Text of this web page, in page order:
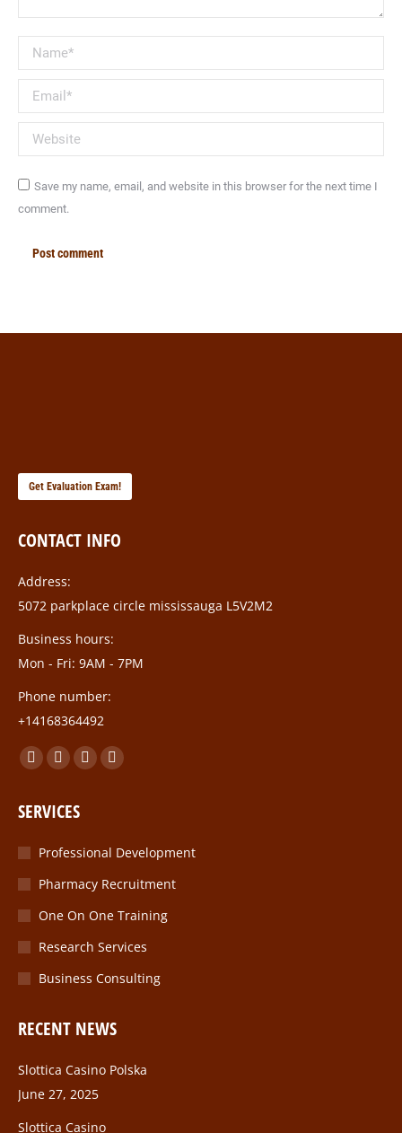
Name *
Email *
Website
Save my name, email, and website in this browser for the next time I
comment.
Post comment
Get Evaluation Exam!
CONTACT INFO
Address:
5072 parkplace circle mississauga L5V2M2
Business hours:
Mon - Fri: 9AM - 7PM
Phone number:
+14168364492
Find us on:
Facebook
opens
new
window
Twitter
opens
new
window
Linkedin
new
window
Instagram
new
window
SERVICES
Professional Development
Pharmacy Recruitment
One On One Training
Research Services
Business Consulting
RECENT NEWS
Slottica Casino Polska
June 27, 2025
Slottica Casino